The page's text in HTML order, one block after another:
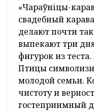
«Чараўніцы-
свадебный
делают почти
выпекают три
фигурок из
Птицы
молодой семьи.
чистоту и
гостеприимный